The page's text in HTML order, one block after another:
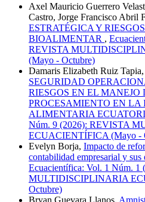
Axel Mauricio Guerrero
Castro, Jorge Francisco Abril
ESTRATÉGICA Y
BIOALIMENTAR ,
REVISTA
(Mayo - Octubre)
Damaris Elizabeth Ruiz
SEGURIDAD
RIESGOS EN EL
PROCESAMIENTO EN LA
ALIMENTARIA
Núm. 9 (2026): REVISTA
ECUACIENTÍFICA (Mayo -
Evelyn Borja, Impacto de
contabilidad empresarial y sus
Ecuacientífica: Vol. 1 Núm. 1
MULTIDISCIPLINARIA
Octubre)
Bryan Guevara Llanos,